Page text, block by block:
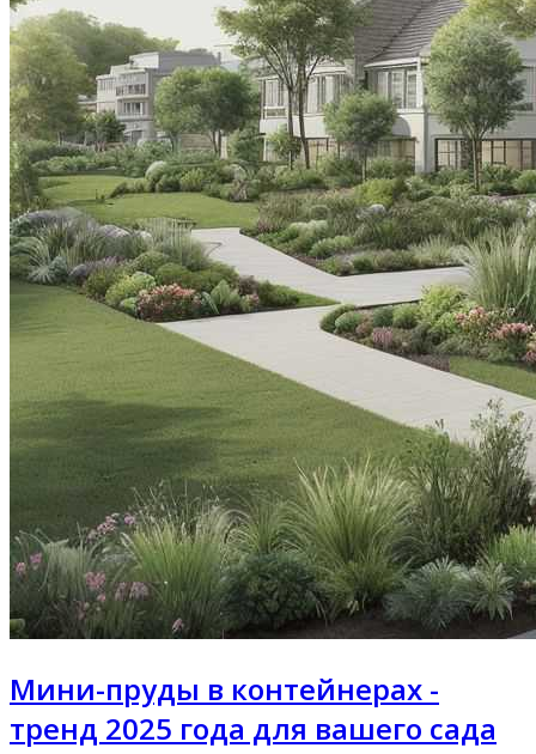
Мини-пруды в контейнерах -
тренд 2025 года для вашего сада